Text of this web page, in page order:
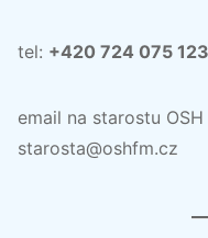
tel: +420 724 075 123
email na starostu OSH
starosta@oshfm.cz